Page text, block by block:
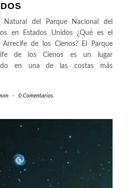
Natural del Parque Nacional del
en Estados Unidos ¿Qué es el
Arrecife de los Cienos? El Parque
de los Cienos es un lugar
en una de las costas más
- 0 Comentarios